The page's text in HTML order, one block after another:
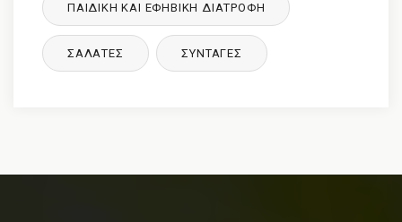
ΠΑΙΔΙΚΉ ΚΑΙ ΕΦΗΒΙΚΉ ΔΙΑΤΡΌΦΉ
ΣΑΛΑΤΕΣ ΣΥΝΤΑΓΈΣ